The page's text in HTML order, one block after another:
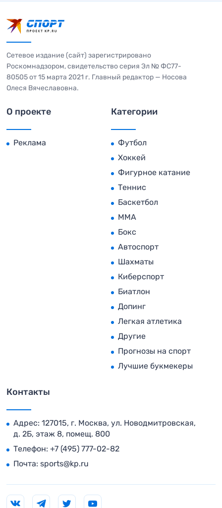
Сетевое издание (сайт) зарегистрировано
Роскомнадзором, свидетельство серия Эл № ФС77-
80505 от 15 марта 2021 г. Главный редактор — Носова
Олеся Вячеславовна.
О проекте
Реклама
Категории
Футбол
Хоккей
Фигурное катание
Теннис
Баскетбол
MMA
Бокс
Автоспорт
Шахматы
Киберспорт
Биатлон
Допинг
Легкая атлетика
Другие
Прогнозы на спорт
Лучшие букмекеры
Контакты
Адрес: 127015, г. Москва, ул. Новодмитровская,
д. 2Б, этаж 8, помещ. 800
Телефон: +7 (495) 777-02-82
Почта: sports@kp.ru